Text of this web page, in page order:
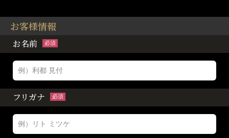
お客様情報
お名前 必須
フリガナ 必須